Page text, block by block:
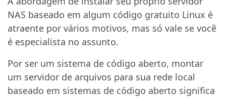
NAS baseado em algum código gratuito Linux é
atraente por vários motivos, mas só vale se você
é especialista no assunto.
Por ser um sistema de código aberto, montar
um servidor de arquivos para sua rede local
baseado em sistemas de código aberto significa